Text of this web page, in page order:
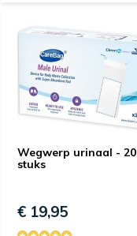
Wegwerp urinaal - 20
stuks
€ 19,95